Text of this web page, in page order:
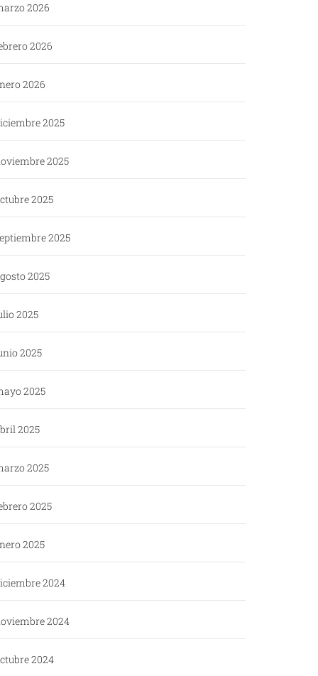
2026
2026
2026
2025
2025
2025
2025
2025
2025
2025
2025
2025
2025
2025
2025
2024
2024
2024